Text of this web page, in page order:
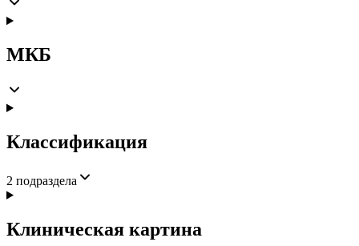
МКБ
Классификация
2 подраздела
Клиническая картина